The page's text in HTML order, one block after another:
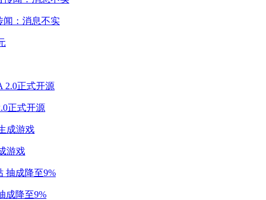
闻：消息不实
正式开源
游戏
成降至9%